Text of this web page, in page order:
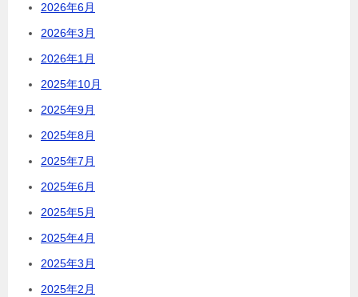
2026年6月
2026年3月
2026年1月
2025年10月
2025年9月
2025年8月
2025年7月
2025年6月
2025年5月
2025年4月
2025年3月
2025年2月